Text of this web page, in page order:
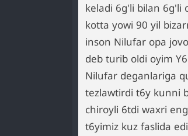
keladi 6g'li bilan 6g'li
kotta yowi 90 yil
inson Nilufar opa
deb turib oldi oyim
Nilufar deganlariga
tezlawtirdi t6y kunni
chiroyli 6tdi waxri
t6yimiz kuz faslida